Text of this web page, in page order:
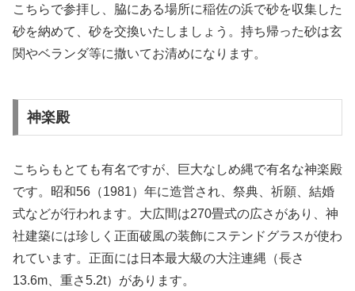
こちらで参拝し、脇にある場所に稲佐の浜で砂を収集した
砂を納めて、砂を交換いたしましょう。持ち帰った砂は玄
関やベランダ等に撒いてお清めになります。
神楽殿
こちらもとても有名ですが、巨大なしめ縄で有名な神楽殿
です。昭和56（1981）年に造営され、祭典、祈願、結婚
式などが行われます。大広間は270畳式の広さがあり、神
社建築には珍しく正面破風の装飾にステンドグラスが使わ
れています。正面には日本最大級の大注連縄（長さ
13.6m、重さ5.2t）があります。